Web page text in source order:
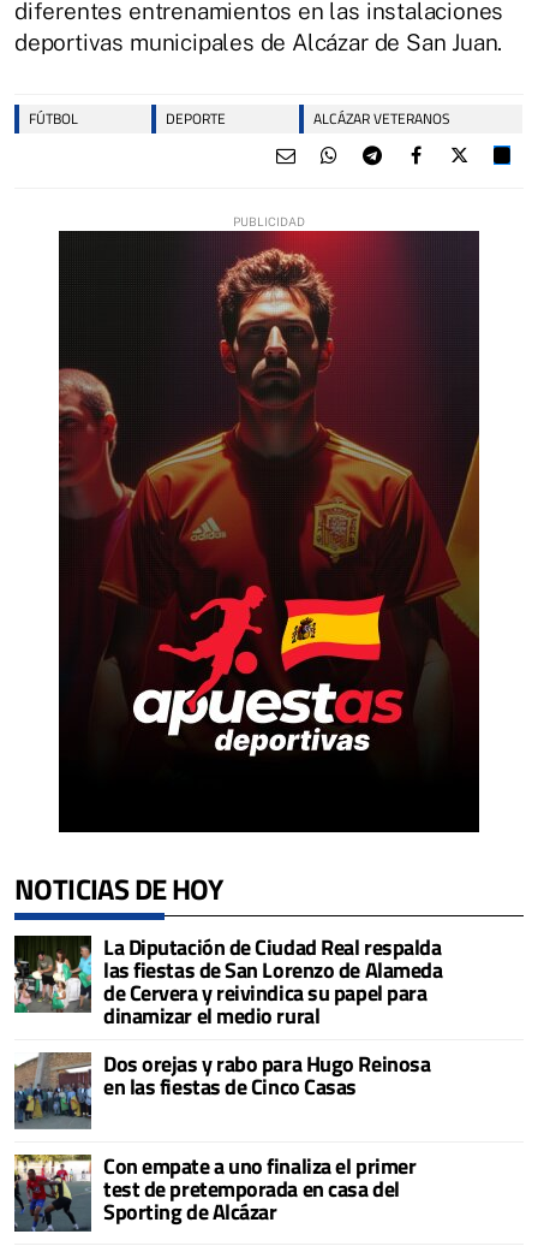
diferentes entrenamientos en las instalaciones
deportivas municipales de Alcázar de San Juan.
FÚTBOL DEPORTE ALCÁZAR VETERANOS
NOTICIAS DE HOY
La Diputación de Ciudad Real respalda
las fiestas de San Lorenzo de Alameda
de Cervera y reivindica su papel para
dinamizar el medio rural
Dos orejas y rabo para Hugo Reinosa
en las fiestas de Cinco Casas
Con empate a uno finaliza el primer
test de pretemporada en casa del
Sporting de Alcázar